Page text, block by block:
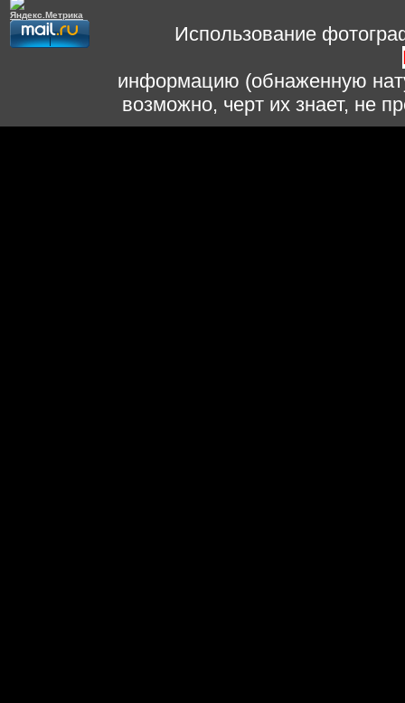
Использование
информацию (обнаженную
возможно, черт их знает, не